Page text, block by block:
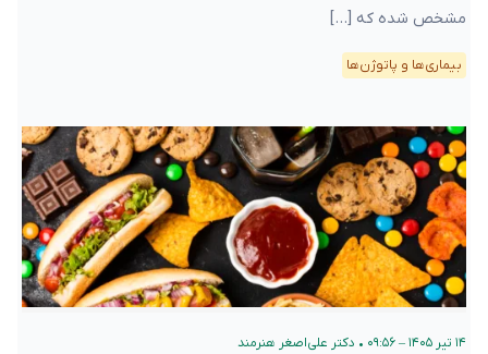
مشخص شده که […]
بیماری‌ها و پاتوژن‌ها
۱۴ تیر ۱۴۰۵ – ۰۹:۵۶ • دکتر علی‌اصغر هنرمند